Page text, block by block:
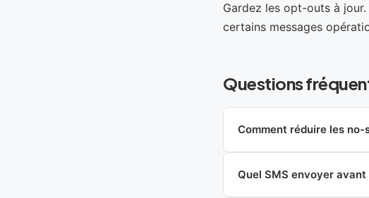
Gardez les opt-outs à
certains messages
Questions
Comment réduire les no-
Quel SMS envoyer